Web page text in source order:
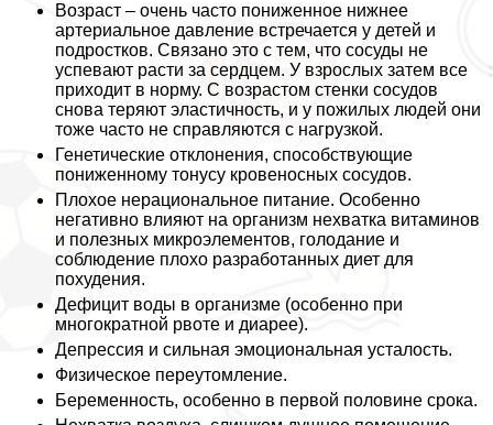
Возраст – очень часто пониженное нижнее
артериальное давление встречается у детей и
подростков. Связано это с тем, что сосуды не
успевают расти за сердцем. У взрослых затем все
приходит в норму. С возрастом стенки сосудов
снова теряют эластичность, и у пожилых людей они
тоже часто не справляются с нагрузкой.
Генетические отклонения, способствующие
пониженному тонусу кровеносных сосудов.
Плохое нерациональное питание. Особенно
негативно влияют на организм нехватка витаминов
и полезных микроэлементов, голодание и
соблюдение плохо разработанных диет для
похудения.
Дефицит воды в организме (особенно при
многократной рвоте и диарее).
Депрессия и сильная эмоциональная усталость.
Физическое переутомление.
Беременность, особенно в первой половине срока.